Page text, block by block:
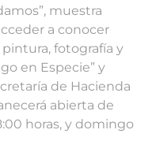
muestra
a conocer
fotografía y
en Especie” y
de Hacienda
abierta de
horas, y domingo